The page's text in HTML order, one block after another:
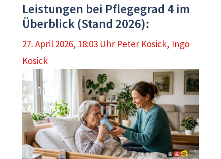
Leistungen bei Pflegegrad 4 im
Überblick (Stand 2026):
27. April 2026, 18:03 Uhr Peter Kosick, Ingo
Kosick